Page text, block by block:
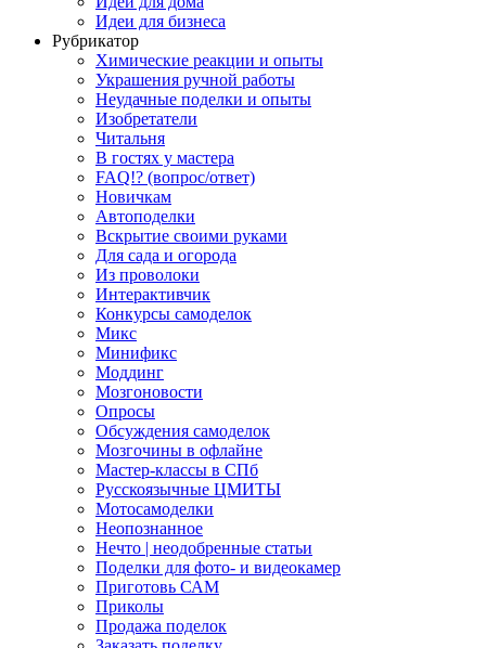
Идеи для бизнеса
Рубрикатор
Химические реакции и опыты
Украшения ручной работы
Неудачные поделки и опыты
Изобретатели
Читальня
В гостях у мастера
FAQ!? (вопрос/ответ)
Новичкам
Автоподелки
Вскрытие своими руками
Для сада и огорода
Из проволоки
Интерактивчик
Конкурсы самоделок
Микс
Минификс
Моддинг
Мозгоновости
Опросы
Обсуждения самоделок
Мозгочины в офлайне
Мастер-классы в СПб
Русскоязычные ЦМИТЫ
Мотосамоделки
Неопознанное
Нечто | неодобренные статьи
Поделки для фото- и видеокамер
Приготовь САМ
Приколы
Продажа поделок